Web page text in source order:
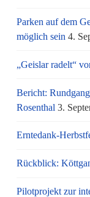
Parken auf dem
möglich sein 4.
„Geislar radelt“
Bericht:
Rosenthal 3.
Erntedank-
Rückblick:
Pilotprojekt zur